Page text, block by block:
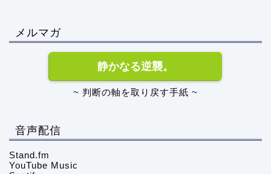
メルマガ
静かなる逆襲。
~ 判断の軸を取り戻す手紙 ~
音声配信
Stand.fm
YouTube Music